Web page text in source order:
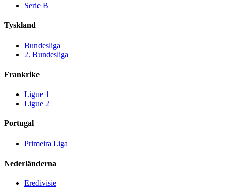
Serie B
Tyskland
Bundesliga
2. Bundesliga
Frankrike
Ligue 1
Ligue 2
Portugal
Primeira Liga
Nederländerna
Eredivisie